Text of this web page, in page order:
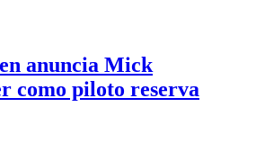
anuncia Mick
como piloto reserva